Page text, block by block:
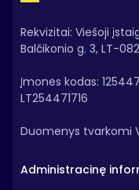
Rekvizitai: Viešoji
Balčikonio g. 3, LT-
Įmonės kodas:
LT254471716
Duomenys tvarkomi
Administracinę